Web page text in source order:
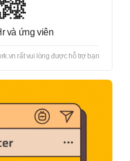
và ứng viên
rất vui lòng được hỗ trợ bạn